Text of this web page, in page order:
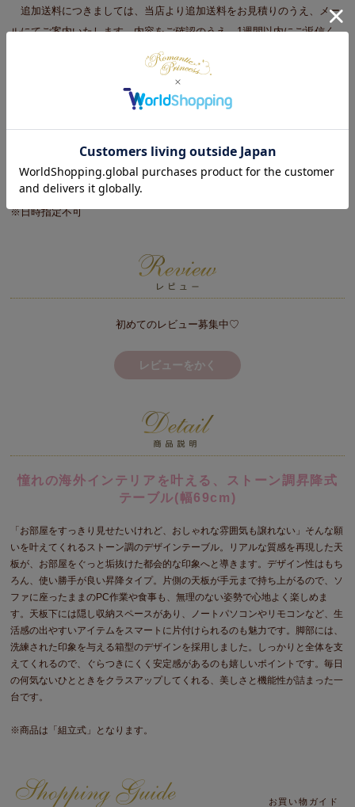
追加送料につきましては、当店より追加送料をお見積りのうえ、メー
ルにてご案内いたします。内容をご確認のうえ、1週間以内にご返信く
※商品のサイズや重さ等を目安に玄関口（エレベータ）で搬入が可能か
※搬入ができずに返品となる場合は、往復運賃を請求する場合がござい
ます。予めご了承ください。
※日時指定不可
初めてのレビュー募集中♡
レビューをかく
憧れの海外インテリアを叶える、ストーン調昇降式
テーブル(幅69cm)
「お部屋をすっきり見せたいけれど、おしゃれな雰囲気も譲れない」そんな願
いを叶えてくれるストーン調のデザインテーブル。リアルな質感を再現した天
板が、お部屋をぐっと垢抜けた都会的な印象へと導きます。デザイン性はもち
ろん、使い勝手が良い昇降タイプ。片側の天板が手元まで持ち上がるので、ソ
ファに座ったままのPC作業や食事も、無理のない姿勢で心地よく楽しめま
す。天板下には隠し収納スペースがあり、ノートパソコンやリモコンなど、生
活感の出やすいアイテムをスマートに片付けられるのも魅力です。脚部には、
洗練された印象を与える箱型のデザインを採用しました。しっかりと全体を支
えてくれるので、ぐらつきにくく安定感があるのも嬉しいポイントです。毎日
の何気ないひとときをクラスアップしてくれる、美しさと機能性が詰まった一
台です。
※商品は「組立式」となります。
お買い物ガイド